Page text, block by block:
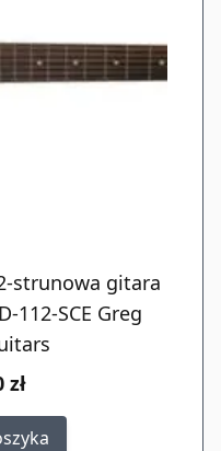
strunowa gitara
112-SCE Greg
zł